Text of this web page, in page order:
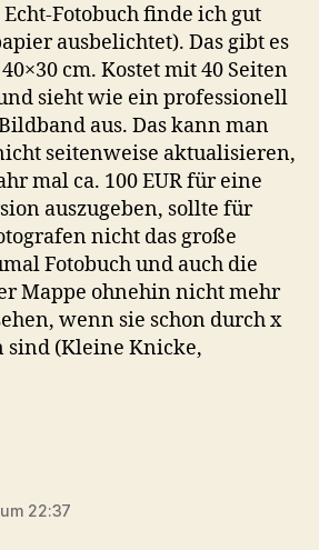
Fotobuch finde ich gut
ausbelichtet). Das gibt es
cm. Kostet mit 40 Seiten
sieht wie ein professionell
aus. Das kann man
seitenweise aktualisieren,
mal ca. 100 EUR für eine
auszugeben, sollte für
nicht das große
Fotobuch und auch die
Mappe ohnehin nicht mehr
wenn sie schon durch x
sind (Kleine Knicke,
22:37